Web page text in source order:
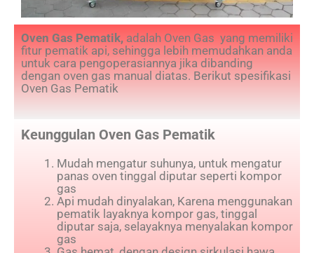
Oven Gas Pematik, adalah Oven Gas yang memiliki
fitur pematik api, sehingga lebih memudahkan anda
untuk cara pengoperasiannya jika dibanding
dengan oven gas manual diatas. Berikut spesifikasi
Oven Gas Pematik
Keunggulan Oven Gas Pematik
Mudah mengatur suhunya, untuk mengatur
panas oven tinggal diputar seperti kompor
gas
Api mudah dinyalakan, Karena menggunakan
pematik layaknya kompor gas, tinggal
diputar saja, selayaknya menyalakan kompor
gas